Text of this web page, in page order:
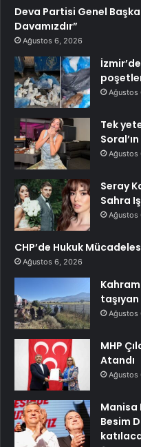
Deva Partisi Genel
Davamızdır”
Ağustos 6, 2026
Ağustos
Tek
Ağustos
Seray
Sahra
Ağustos
CHP’de Hukuk
Ağustos 6, 2026
Ağustos
MHP
Atandı
Ağustos
Manisa
Besim